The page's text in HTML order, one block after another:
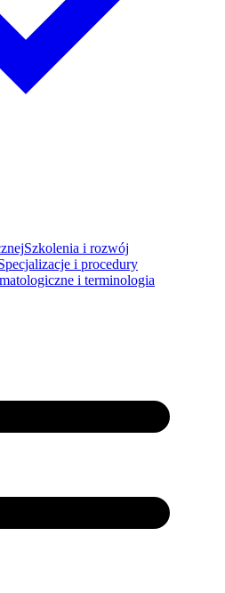
Szkolenia i rozwój
i procedury
i terminologia